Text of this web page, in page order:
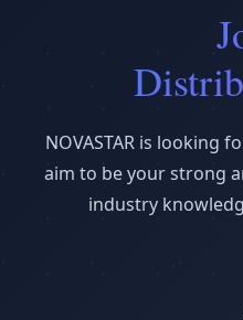
NOVASTAR is looking
aim to be your strong
industry